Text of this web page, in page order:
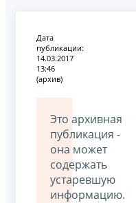
Дата
публикации:
14.03.2017
13:46
(архив)
Это архивная
публикация -
она может
содержать
устаревшую
информацию.